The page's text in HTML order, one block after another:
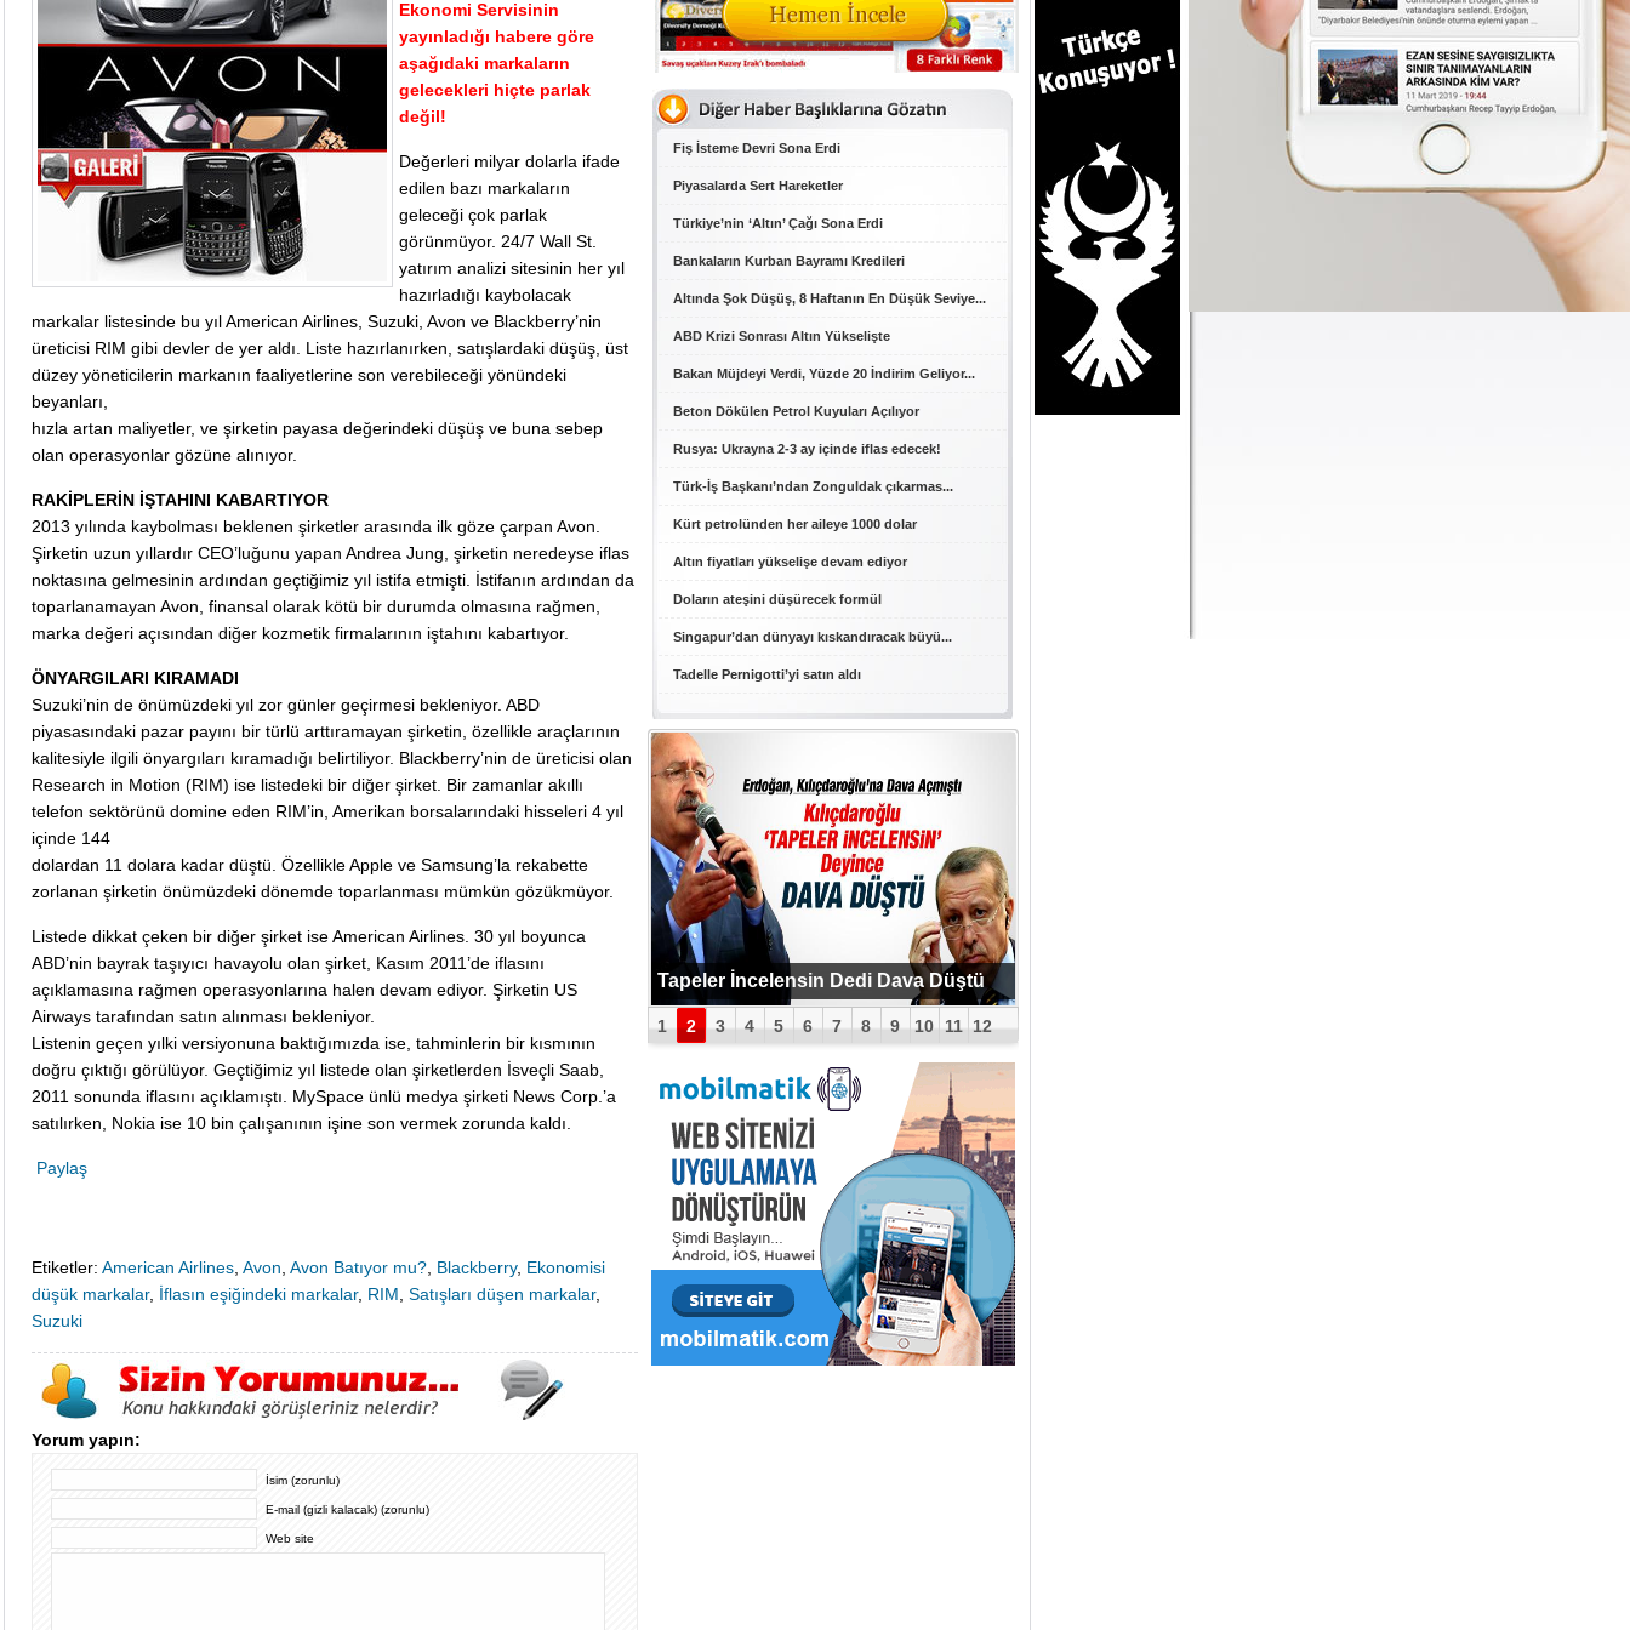
Ekonomi Servisinin
yayınladığı habere göre
aşağıdaki markaların
gelecekleri hiçte parlak
değil!
Değerleri milyar dolarla ifade
edilen bazı markaların
geleceği çok parlak
görünmüyor. 24/7 Wall St.
yatırım analizi sitesinin her yıl
hazırladığı kaybolacak
markalar listesinde bu yıl American Airlines, Suzuki, Avon ve Blackberry’nin
üreticisi RIM gibi devler de yer aldı. Liste hazırlanırken, satışlardaki düşüş, üst
düzey yöneticilerin markanın faaliyetlerine son verebileceği yönündeki
beyanları,
hızla artan maliyetler, ve şirketin payasa değerindeki düşüş ve buna sebep
olan operasyonlar gözüne alınıyor.
RAKİPLERİN İŞTAHINI KABARTIYOR
2013 yılında kaybolması beklenen şirketler arasında ilk göze çarpan Avon.
Şirketin uzun yıllardır CEO’luğunu yapan Andrea Jung, şirketin neredeyse iflas
noktasına gelmesinin ardından geçtiğimiz yıl istifa etmişti. İstifanın ardından da
toparlanamayan Avon, finansal olarak kötü bir durumda olmasına rağmen,
marka değeri açısından diğer kozmetik firmalarının iştahını kabartıyor.
ÖNYARGILARI KIRAMADI
Suzuki’nin de önümüzdeki yıl zor günler geçirmesi bekleniyor. ABD
piyasasındaki pazar payını bir türlü arttıramayan şirketin, özellikle araçlarının
kalitesiyle ilgili önyargıları kıramadığı belirtiliyor. Blackberry’nin de üreticisi olan
Research in Motion (RIM) ise listedeki bir diğer şirket. Bir zamanlar akıllı
telefon sektörünü domine eden RIM’in, Amerikan borsalarındaki hisseleri 4 yıl
içinde 144
dolardan 11 dolara kadar düştü. Özellikle Apple ve Samsung’la rekabette
zorlanan şirketin önümüzdeki dönemde toparlanması mümkün gözükmüyor.
Listede dikkat çeken bir diğer şirket ise American Airlines. 30 yıl boyunca
ABD’nin bayrak taşıyıcı havayolu olan şirket, Kasım 2011’de iflasını
açıklamasına rağmen operasyonlarına halen devam ediyor. Şirketin US
Airways tarafından satın alınması bekleniyor.
Listenin geçen yılki versiyonuna baktığımızda ise, tahminlerin bir kısmının
doğru çıktığı görülüyor. Geçtiğimiz yıl listede olan şirketlerden İsveçli Saab,
2011 sonunda iflasını açıklamıştı. MySpace ünlü medya şirketi News Corp.’a
satılırken, Nokia ise 10 bin çalışanının işine son vermek zorunda kaldı.
Paylaş
Etiketler: American Airlines Avon Avon Batıyor mu? Blackberry, Ekonomisi
düşük markalar, İflasın eşiğindeki markalar, RIM Satışları düşen markalar,
Suzuki
Yorum yapın:
İsim (zorunlu)
E-mail (gizli kalacak) (zorunlu)
Web site
Fiş İsteme Devri Sona Erdi
Piyasalarda Sert Hareketler
Türkiye’nin ‘Altın’ Çağı Sona Erdi
Bankaların Kurban Bayramı Kredileri
Altında Şok Düşüş, 8 Haftanın En Düşük Seviye...
ABD Krizi Sonrası Altın Yükselişte
Bakan Müjdeyi Verdi, Yüzde 20 İndirim Geliyor...
Beton Dökülen Petrol Kuyuları Açılıyor
Rusya: Ukrayna 2-3 ay içinde iflas edecek!
Türk-İş Başkanı’ndan Zonguldak çıkarmas...
Kürt petrolünden her aileye 1000 dolar
Altın fiyatları yükselişe devam ediyor
Doların ateşini düşürecek formül
Singapur’dan dünyayı kıskandıracak büyü...
Tadelle Pernigotti’yi satın aldı
PUTİN BOMBAYI PATLATTI !
Tapeler İncelensin Dedi Dava Düştü
1 2 3 4 5 6 7 8 9 10 11 12